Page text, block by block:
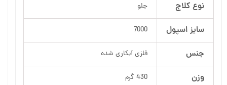
نوع کلاج جلو
سایز اسپول 7000
جنس فلزی آبکاری شده
وزن 430 گرم